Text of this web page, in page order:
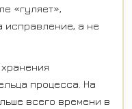
«гуляет»,
исправление, а не
процесса. На
всего времени в